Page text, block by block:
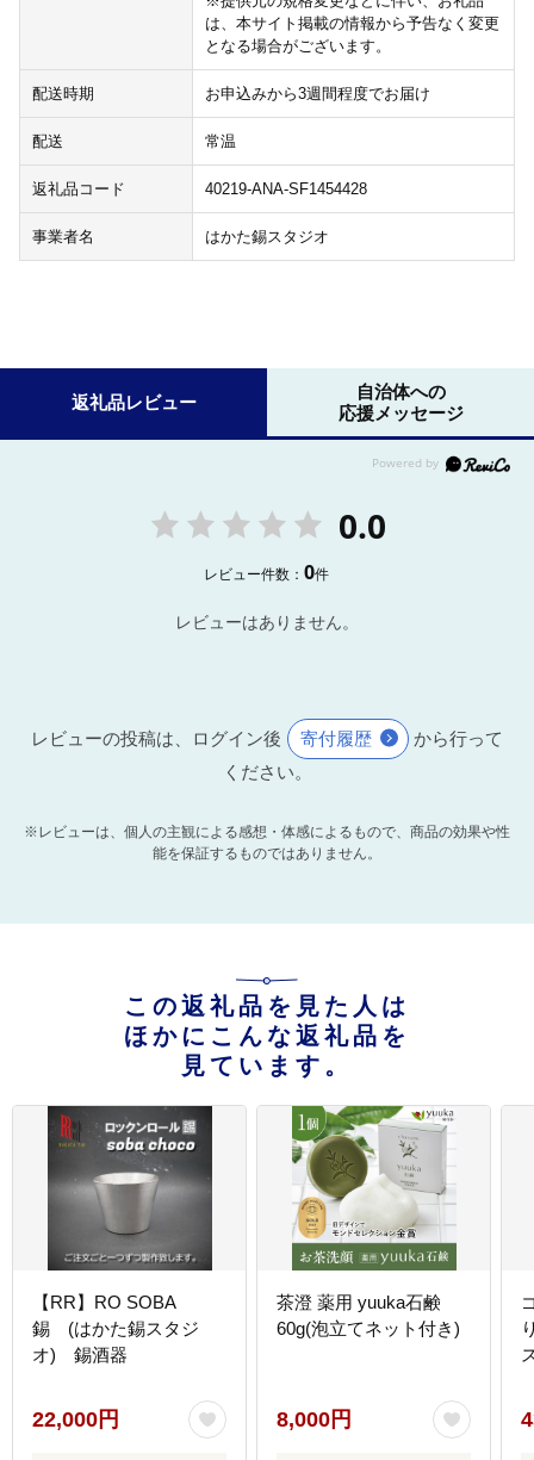
は、本サイト掲載の情報から予告なく変更
となる場合がございます。
配送時期 お申込みから3週間程度でお届け
配送 常温
返礼品コード 40219-ANA-SF1454428
事業者名 はかた錫スタジオ
返礼品レビュー
自治体への
応援メッセージ
0.0
レビュー件数：0件
レビューはありません。
レビューの投稿は、ログイン後 寄付履歴
から行って
ください。
※レビューは、個人の主観による感想・体感によるもので、商品の効果や性
能を保証するものではありません。
この返礼品を見た人は
ほかにこんな返礼品を
見ています。
【RR】RO SOBA
錫 (はかた錫スタジ
オ) 錫酒器
22,000円
茶澄 薬用 yuuka石鹸
60g(泡立てネット付き)
8,000円